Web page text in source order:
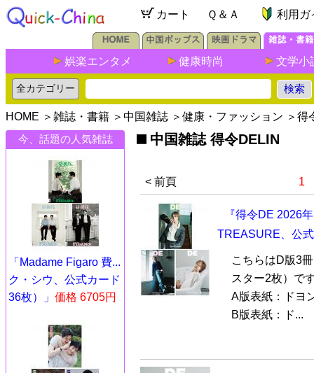
カート Ｑ＆Ａ 利用ガ
娯楽エンタメ 健康時尚 文学小
HOME ＞ 雑誌・書籍 ＞ 中国雑誌 ＞ 健康・ファッション ＞ 得
今、話題の人気雑誌
「Madame Figaro 費...
ク・シウ、公式カード
36枚）」 価格 6705円
中国雑誌 得令DELIN
< 前頁 1
『得令DE 2026
TREASURE、公
こちらはD版3
スター2枚）で
A版表紙：ドヨ
B版表紙：ド...